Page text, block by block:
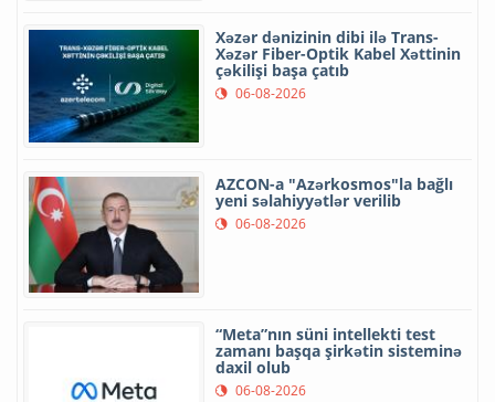
Xəzər dənizinin dibi ilə Trans-
Xəzər Fiber-Optik Kabel Xəttinin
çəkilişi başa çatıb
06-08-2026
AZCON-a "Azərkosmos"la bağlı
yeni səlahiyyətlər verilib
06-08-2026
“Meta”nın süni intellekti test
zamanı başqa şirkətin sisteminə
daxil olub
06-08-2026